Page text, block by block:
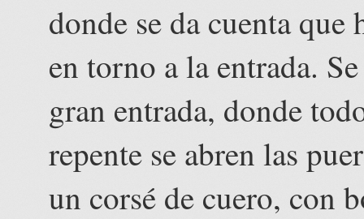
donde se da cuenta
en torno a la entrada.
gran entrada, donde
repente se abren las
un corsé de cuero, con